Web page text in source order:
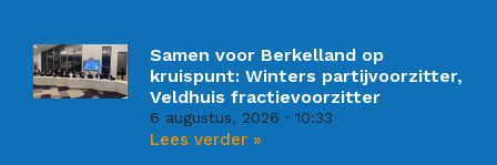
Samen voor Berkelland op
kruispunt: Winters partijvoorzitter,
Veldhuis fractievoorzitter
6 augustus, 2026 10:33
Lees verder »